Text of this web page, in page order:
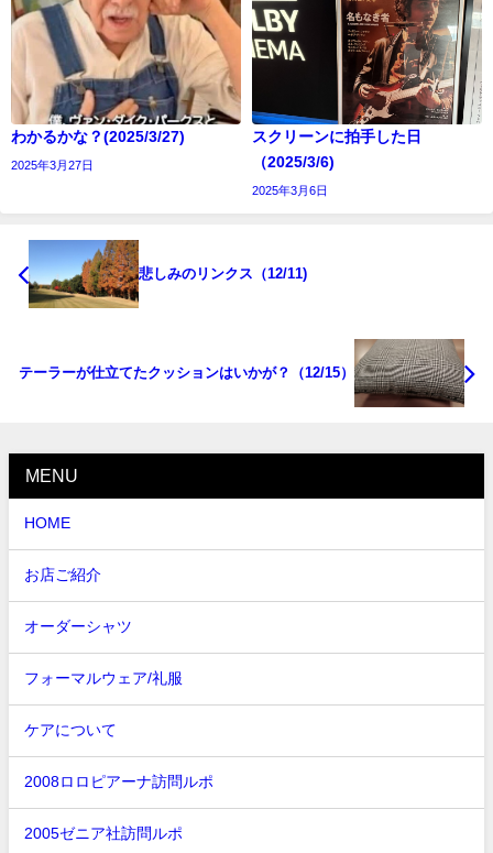
わかるかな？(2025/3/27)
2025年3月27日
スクリーンに拍手した日
（2025/3/6)
2025年3月6日
悲しみのリンクス（12/11)
テーラーが仕立てたクッションはいかが？（12/15）
MENU
HOME
お店ご紹介
オーダーシャツ
フォーマルウェア/礼服
ケアについて
2008ロロピアーナ訪問ルポ
2005ゼニア社訪問ルポ